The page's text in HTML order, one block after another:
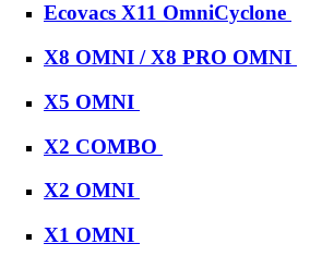
Ecovacs X11 OmniCyclone
X8 OMNI / X8 PRO OMNI
X5 OMNI
X2 COMBO
X2 OMNI
X1 OMNI